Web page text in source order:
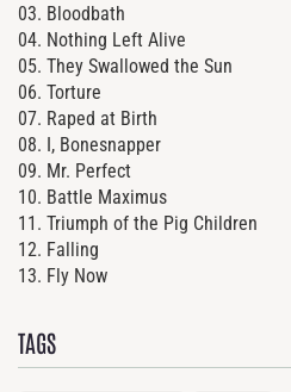
03. Bloodbath
04. Nothing Left Alive
05. They Swallowed the Sun
06. Torture
07. Raped at Birth
08. I, Bonesnapper
09. Mr. Perfect
10. Battle Maximus
11. Triumph of the Pig Children
12. Falling
13. Fly Now
TAGS